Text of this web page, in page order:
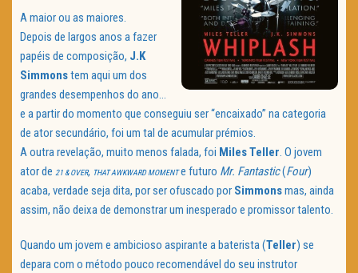
A maior ou as maiores.
Depois de largos anos a fazer
papéis de composição, J.K
Simmonstem aqui um dos
grandes desempenhos do ano…
e a partir do momento que conseguiu ser “encaixado” na categoria
de ator secundário, foi um tal de acumular prémios.
A outra revelação, muito menos falada, foi Miles Teller. O jovem
ator de 21 & OVER, THAT AWKWARD MOMENTe futuro Mr. Fantastic(Four)
acaba, verdade seja dita, por ser ofuscado por Simmonsmas, ainda
assim, não deixa de demonstrar um inesperado e promissor talento.
Quando um jovem e ambicioso aspirante a baterista (Teller) se
depara com o método pouco recomendável do seu instrutor